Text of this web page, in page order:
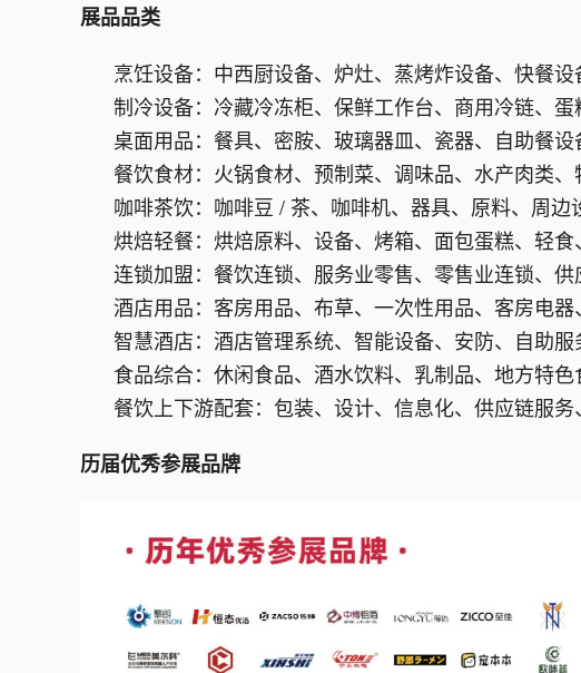
展品品类
烹饪设备：中西厨设备、炉灶、蒸烤炸设备、快餐
制冷设备：冷藏冷冻柜、保鲜工作台、商用冷链、
桌面用品：餐具、密胺、玻璃器皿、瓷器、自助餐
餐饮食材：火锅食材、预制菜、调味品、水产肉类
咖啡茶饮：咖啡豆 / 茶、咖啡机、器具、原料、周边
烘焙轻餐：烘焙原料、设备、烤箱、面包蛋糕、轻
连锁加盟：餐饮连锁、服务业零售、零售业连锁、
酒店用品：客房用品、布草、一次性用品、客房电
智慧酒店：酒店管理系统、智能设备、安防、自助服
食品综合：休闲食品、酒水饮料、乳制品、地方特色
餐饮上下游配套：包装、设计、信息化、供应链服
历届优秀参展品牌